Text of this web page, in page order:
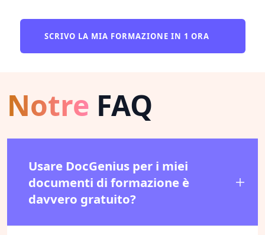
SCRIVO LA MIA FORMAZIONE IN 1 ORA
Notre FAQ
Usare DocGenius per i miei
documenti di formazione è
davvero gratuito?